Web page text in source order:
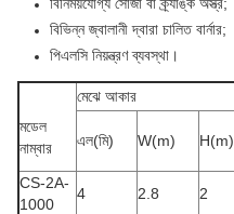
বিভিন্ন জ্বালানী দ্বারা চালিত বার্নার;
পিএলসি নিয়ন্ত্রণ ব্যবস্থা।
মডেল
নাম্বার
মেঝে আকার
এল(মি)
W(m) H(m)
CS-2A-
1000
4 2.8 2